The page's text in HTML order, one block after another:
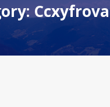
Ccxyfrova